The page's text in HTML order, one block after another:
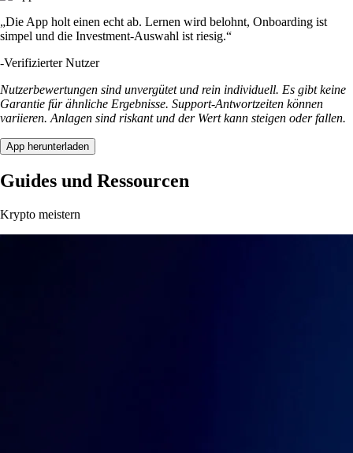
„Die App holt einen echt ab. Lernen wird belohnt, Onboarding ist
simpel und die Investment-Auswahl ist riesig.“
-Verifizierter Nutzer
Nutzerbewertungen sind unvergütet und rein individuell. Es gibt keine
Garantie für ähnliche Ergebnisse. Support-Antwortzeiten können
variieren. Anlagen sind riskant und der Wert kann steigen oder fallen.
App herunterladen
Guides und Ressourcen
Krypto meistern